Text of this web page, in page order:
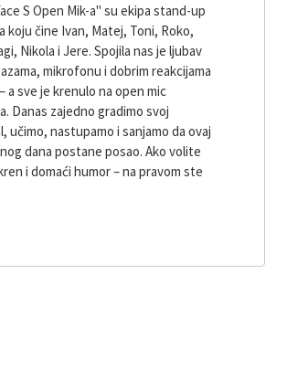
S Open Mik-a" su ekipa stand-up
koju čine Ivan, Matej, Toni, Roko,
Nikola i Jere. Spojila nas je ljubav
mikrofonu i dobrim reakcijama
a sve je krenulo na open mic
Danas zajedno gradimo svoj
učimo, nastupamo i sanjamo da ovaj
dana postane posao. Ako volite
i domaći humor – na pravom ste